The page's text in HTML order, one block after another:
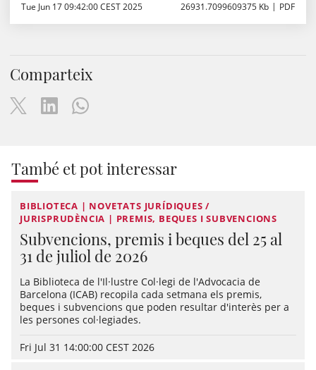
Tue Jun 17 09:42:00 CEST 2025 26931.7099609375 Kb PDF
Comparteix
També et pot interessar
BIBLIOTECA | NOVETATS JURÍDIQUES /
JURISPRUDÈNCIA | PREMIS, BEQUES I SUBVENCIONS
Subvencions, premis i beques del 25 al
31 de juliol de 2026
La Biblioteca de l'Il·lustre Col·legi de l'Advocacia de
Barcelona (ICAB) recopila cada setmana els premis,
beques i subvencions que poden resultar d'interès per a
les persones col·legiades.
Fri Jul 31 14:00:00 CEST 2026